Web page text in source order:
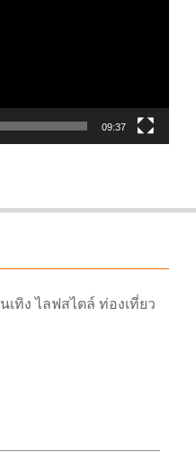
09:37
ทิง ไลฟสไตล์ ท่องเที่ยว